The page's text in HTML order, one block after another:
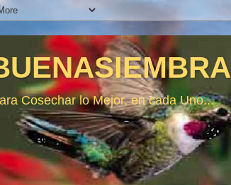
Cosechar lo Mejor, en cada Uno...